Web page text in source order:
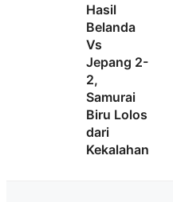
Hasil
Belanda
Vs
Jepang 2-
2,
Samurai
Biru Lolos
dari
Kekalahan